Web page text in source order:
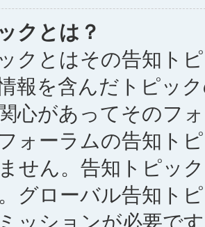
クとは？
クとはその告知ト
報を含んだトピッ
心があってそのフ
ォーラムの告知ト
せん。告知トピッ
グローバル告知ト
ッションが必要で